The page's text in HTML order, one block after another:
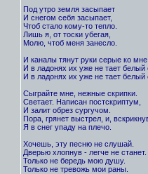
Под утро земля засыпает
И снегом себя засыпает,
Чтоб стало кому-то тепло.
Лишь я, от тоски убегая,
Молю, чтоб меня занесло.
И каналы тянут руки серые ко
И в ладонях их уже не тает белый
И в ладонях их уже не тает белый
Сыграйте мне, нежные скрипки.
Светает. Написан постскриптум,
И залит обрез сургучом.
Пора, грянет выстрел, и,
Я в снег упаду на плечо.
Хочешь, эту песню не слушай.
Дверью хлопнув - легче не станет.
Только не бередь мою душу.
Только не тревожь мои раны.